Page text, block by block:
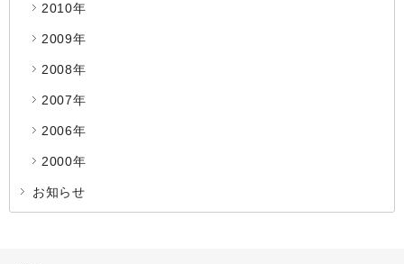
2010年
2009年
2008年
2007年
2006年
2000年
お知らせ